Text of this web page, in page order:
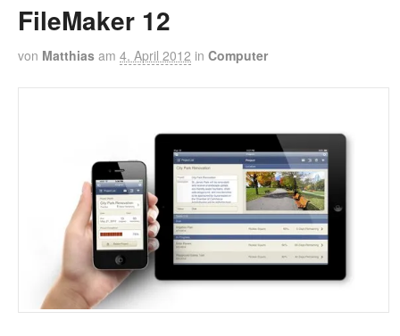
FileMaker 12
von Matthias am 4. April 2012 in Computer